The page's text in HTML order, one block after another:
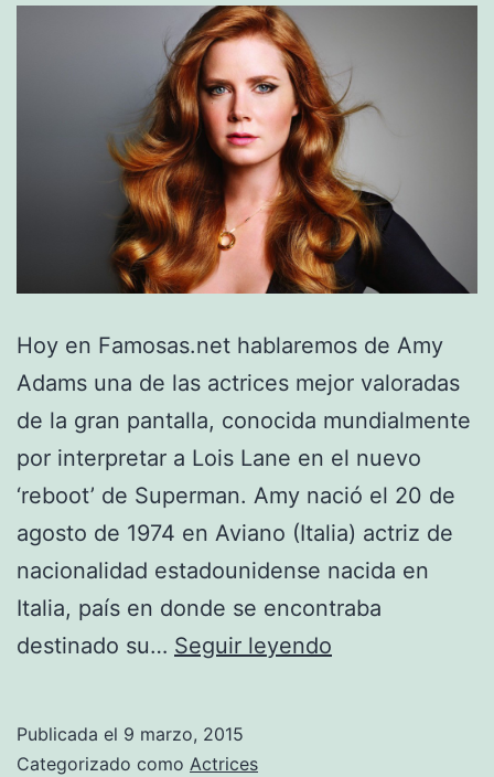
Hoy en Famosas.net hablaremos de Amy
Adams una de las actrices mejor valoradas
de la gran pantalla, conocida mundialmente
por interpretar a Lois Lane en el nuevo
‘reboot’ de Superman. Amy nació el 20 de
agosto de 1974 en Aviano (Italia) actriz de
nacionalidad estadounidense nacida en
Italia, país en donde se encontraba
destinado su… Seguir leyendo
Publicada el 9 marzo, 2015
Categorizado como Actrices